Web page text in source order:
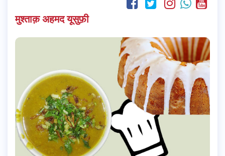
मुश्ताक़ अहमद यूसुफ़ी